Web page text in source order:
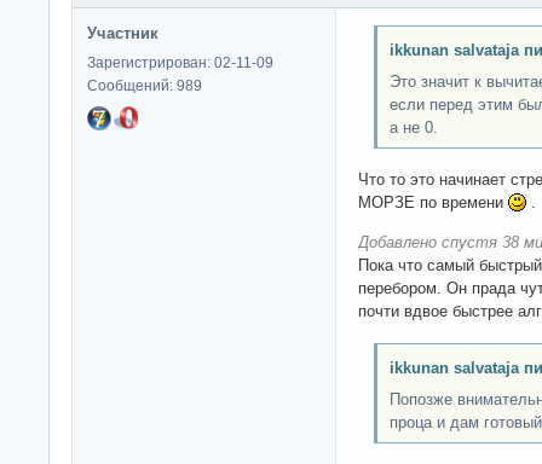
Участник
Зарегистрирован: 02-11-09
Сообщений: 989
ikkunan salvataja
Это значит к
если перед этим
а не 0.
Что то это начинает
МОРЗЕ по времени
.
Добавлено спустя 38
Пока что самый
перебором. Он прада
почти вдвое быстрее
ikkunan salvataja
Попозже
проца и дам